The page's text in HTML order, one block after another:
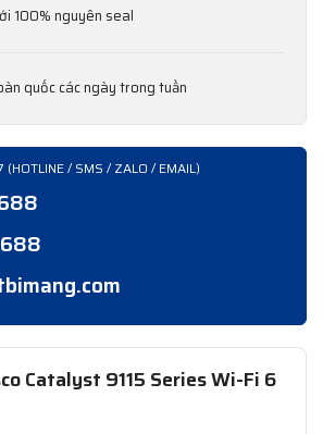
100% nguyên seal
quốc các ngày trong tuần
(HOTLINE / SMS / ZALO / EMAIL)
Catalyst 9115 Series Wi-Fi 6